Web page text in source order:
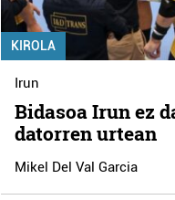
KIROLA
Irun
Bidasoa Irun ez
datorren urtean
Mikel Del Val Garcia